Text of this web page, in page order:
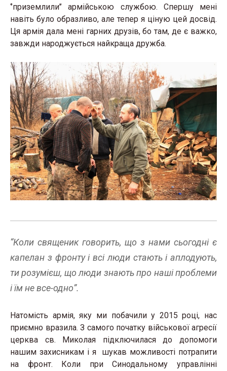
‘’приземлили’’ армійською службою. Спершу мені
навіть було образливо, але тепер я ціную цей досвід.
Ця армія дала мені гарних друзів, бо там, де є важко,
завжди народжується найкраща дружба.
“Коли священик говорить, що з нами сьогодні є
капелан з фронту і всі люди стають і аплодують,
ти розумієш, що люди знають про наші проблеми
і їм не все-одно”.
Натомість армія, яку ми побачили у 2015 році, нас
приємно вразила. З самого початку військової агресії
церква св. Миколая підключилася до допомоги
нашим захисникам і я шукав можливості потрапити
на фронт. Коли при Синодальному управлінні